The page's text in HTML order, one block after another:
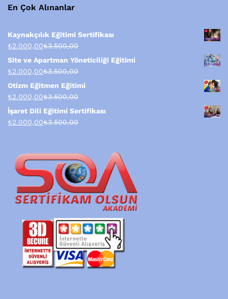
En Çok Alınanlar
Kaynakçılık Eğitimi Sertifikası
₺2.000,00₺3.500,00
Site ve Apartman Yöneticiliği Eğitimi
₺2.000,00₺3.500,00
Otizm Eğitmen Eğitimi
₺2.000,00₺3.500,00
İşaret Dili Eğitimi Sertifikası
₺2.000,00₺3.500,00